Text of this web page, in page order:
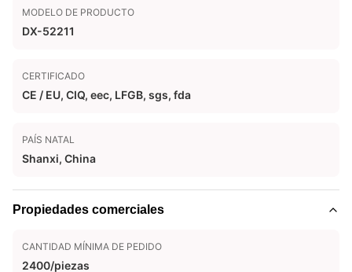
MODELO DE PRODUCTO
DX-52211
CERTIFICADO
CE / EU, CIQ, eec, LFGB, sgs, fda
PAÍS NATAL
Shanxi, China
Propiedades comerciales
CANTIDAD MÍNIMA DE PEDIDO
2400/piezas